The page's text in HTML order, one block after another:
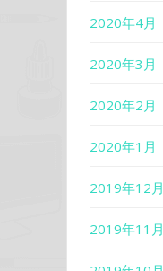
2020年4月
2020年3月
2020年2月
2020年1月
2019年12月
2019年11月